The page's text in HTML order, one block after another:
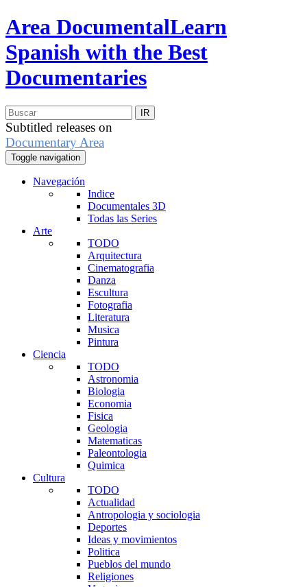
Area DocumentalLearn
Spanish with the Best
Documentaries
Subtitled releases on
Documentary Area
Toggle navigation
Navegación
Indice
Documentales 3D
Todas las Series
Arte
TODO
Arquitectura
Cinematografia
Danza
Escultura
Fotografia
Literatura
Musica
Pintura
Ciencia
TODO
Astronomia
Biologia
Economia
Fisica
Geologia
Matematicas
Paleontologia
Quimica
Cultura
TODO
Actualidad
Antropologia y sociologia
Deportes
Ideas y movimientos
Politica
Pueblos del mundo
Religiones